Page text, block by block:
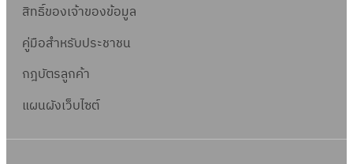
สิทธิ์ของเจ้าของข้อมูล
คู่มือสำหรับประชาชน
กฎบัตรลูกค้า
แผนผังเว็บไซต์